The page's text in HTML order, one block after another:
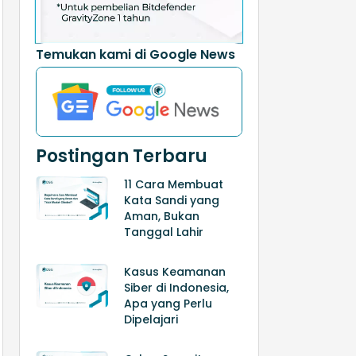
Temukan kami di Google News
Postingan Terbaru
11 Cara Membuat
Kata Sandi yang
Aman, Bukan
Tanggal Lahir
Kasus Keamanan
Siber di Indonesia,
Apa yang Perlu
Dipelajari